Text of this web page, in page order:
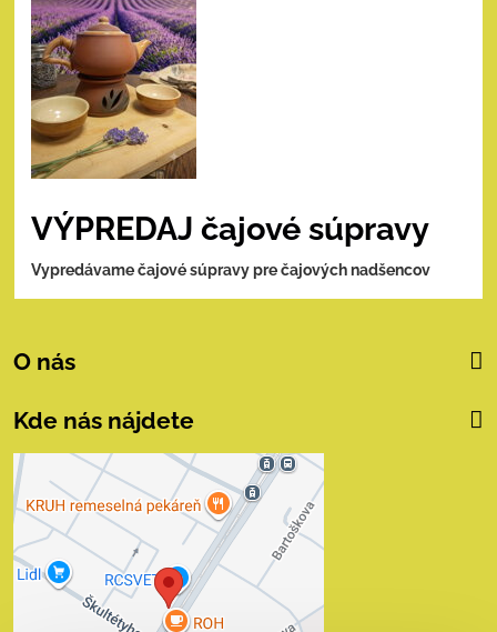
VÝPREDAJ čajové súpravy
Vypredávame čajové súpravy pre čajových nadšencov
O nás
Kde nás nájdete
Externý obsah je
blokovaný Voľbami
súkromia
Prajete si načítať externý obsah?